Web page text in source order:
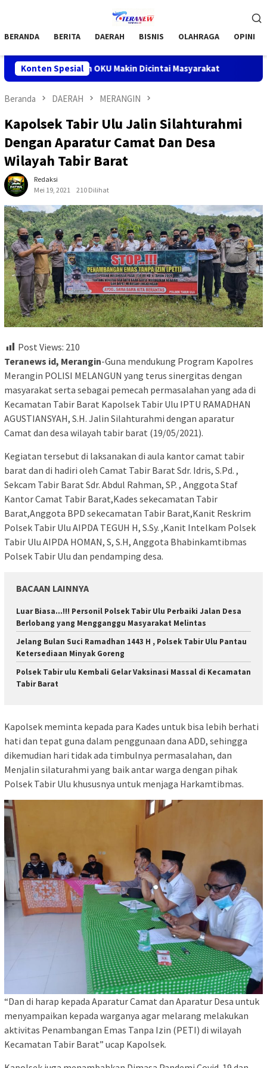
Mobile
BERANDA BERITA DAERAH BISNIS OLAHRAGA OPINI
Konten Spesial
Barokah OKU Makin Dicintai Masyarakat Bupati OKU H
Beranda DAERAH MERANGIN
Kapolsek Tabir Ulu Jalin Silahturahmi
Dengan Aparatur Camat Dan Desa
Wilayah Tabir Barat
Redaksi
Mei 19, 2021
210 Dilihat
Post Views: 210
Teranews id, Merangin-Guna mendukung Program Kapolres
Merangin POLISI MELANGUN yang terus sinergitas dengan
masyarakat serta sebagai pemecah permasalahan yang ada di
Kecamatan Tabir Barat Kapolsek Tabir Ulu IPTU RAMADHAN
AGUSTIANSYAH, S.H. Jalin Silahturahmi dengan aparatur
Camat dan desa wilayah tabir barat (19/05/2021).
Kegiatan tersebut di laksanakan di aula kantor camat tabir
barat dan di hadiri oleh Camat Tabir Barat Sdr. Idris, S.Pd. ,
Sekcam Tabir Barat Sdr. Abdul Rahman, SP. , Anggota Staf
Kantor Camat Tabir Barat,Kades sekecamatan Tabir
Barat,Anggota BPD sekecamatan Tabir Barat,Kanit Reskrim
Polsek Tabir Ulu AIPDA TEGUH H, S.Sy. ,Kanit Intelkam Polsek
Tabir Ulu AIPDA HOMAN, S, S.H, Anggota Bhabinkamtibmas
Polsek Tabir Ulu dan pendamping desa.
BACAAN LAINNYA
Luar Biasa…!!! Personil Polsek Tabir Ulu Perbaiki Jalan Desa
Berlobang yang Mengganggu Masyarakat Melintas
Jelang Bulan Suci Ramadhan 1443 H , Polsek Tabir Ulu Pantau
Ketersediaan Minyak Goreng
Polsek Tabir ulu Kembali Gelar Vaksinasi Massal di Kecamatan
Tabir Barat
Kapolsek meminta kepada para Kades untuk bisa lebih berhati
hati dan tepat guna dalam penggunaan dana ADD, sehingga
dikemudian hari tidak ada timbulnya permasalahan, dan
Menjalin silaturahmi yang baik antar warga dengan pihak
Polsek Tabir Ulu khususnya untuk menjaga Harkamtibmas.
“Dan di harap kepada Aparatur Camat dan Aparatur Desa untuk
menyampaikan kepada warganya agar melarang melakukan
aktivitas Penambangan Emas Tanpa Izin (PETI) di wilayah
Kecamatan Tabir Barat” ucap Kapolsek.